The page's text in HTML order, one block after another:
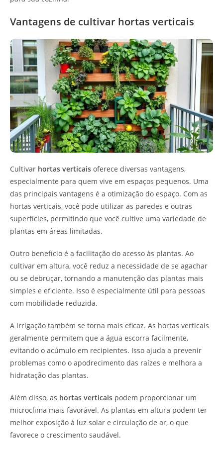
Vantagens de cultivar hortas verticais
Cultivar hortas verticais oferece diversas vantagens,
especialmente para quem vive em espaços pequenos. Uma
das principais vantagens é a otimização do espaço. Com as
hortas verticais, você pode utilizar as paredes e outras
superfícies, permitindo que você cultive uma variedade de
plantas em áreas limitadas.
Outro benefício é a facilitação do acesso às plantas. Ao
cultivar em altura, você reduz a necessidade de se agachar
ou se debruçar, tornando a manutenção das plantas mais
simples e eficiente. Isso é especialmente útil para pessoas
com mobilidade reduzida.
A irrigação também se torna mais eficaz. As hortas verticais
geralmente permitem que a água escorra facilmente,
evitando o acúmulo em recipientes. Isso ajuda a prevenir
problemas como o apodrecimento das raízes e melhora a
hidratação das plantas.
Além disso, as hortas verticais podem proporcionar um
microclima mais favorável. As plantas em altura podem ter
melhor exposição à luz solar e circulação de ar, o que
favorece o crescimento saudável.